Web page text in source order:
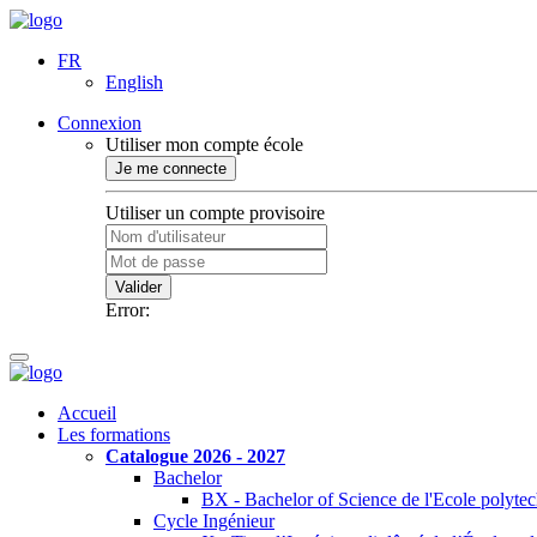
FR
English
Connexion
Utiliser mon compte école
Je me connecte
Utiliser un compte provisoire
Valider
Error:
Accueil
Les formations
Catalogue 2026 - 2027
Bachelor
BX - Bachelor of Science de l'Ecole
Cycle Ingénieur